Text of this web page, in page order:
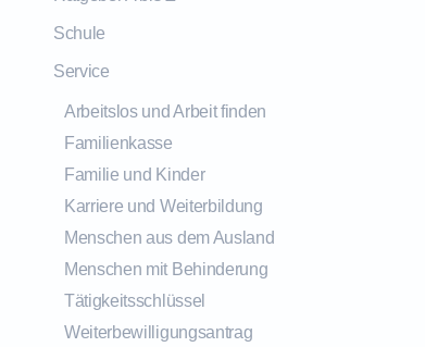
Schule
Service
Arbeitslos und Arbeit finden
Familienkasse
Familie und Kinder
Karriere und Weiterbildung
Menschen aus dem Ausland
Menschen mit Behinderung
Tätigkeitsschlüssel
Weiterbewilligungsantrag